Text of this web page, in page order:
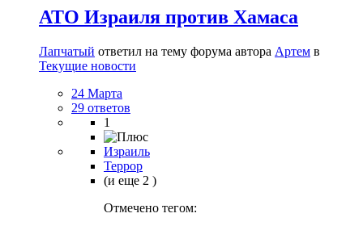
АТО Израиля против Хамаса
Лапчатый ответил на тему форума автора Артем в
Текущие новости
24 Марта
29 ответов
1
Израиль
Террор
(и еще 2 )
Отмечено тегом: